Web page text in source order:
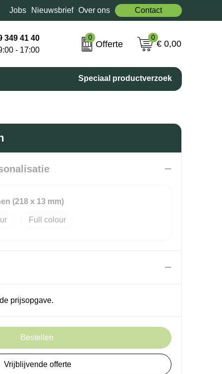
Jobs Nieuwsbrief Over ons Contact
349 41 40
- 17:00
0
Offerte
0
€ 0,00
Speciaal productverzoek
(218 x 13 mm)
Full colour
prijsopgave.
Bestellen
Vrijblijvende offerte